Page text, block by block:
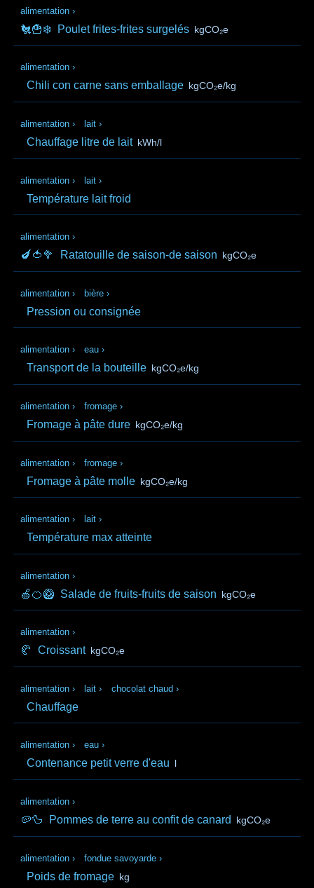
alimentation ›
🐔🍟❄️ Poulet frites-frites surgelés kgCO₂e
alimentation ›
Chili con carne sans emballage kgCO₂e/kg
alimentation › lait ›
Chauffage litre de lait kWh/l
alimentation › lait ›
Température lait froid
alimentation ›
🍆🍅🥦 Ratatouille de saison-de saison kgCO₂e
alimentation › bière ›
Pression ou consignée
alimentation › eau ›
Transport de la bouteille kgCO₂e/kg
alimentation › fromage ›
Fromage à pâte dure kgCO₂e/kg
alimentation › fromage ›
Fromage à pâte molle kgCO₂e/kg
alimentation › lait ›
Température max atteinte
alimentation ›
🍏🍊🥝 Salade de fruits-fruits de saison kgCO₂e
alimentation ›
🥐 Croissant kgCO₂e
alimentation › lait › chocolat chaud ›
Chauffage
alimentation › eau ›
Contenance petit verre d'eau l
alimentation ›
🥔🦆 Pommes de terre au confit de canard kgCO₂e
alimentation › fondue savoyarde ›
Poids de fromage kg